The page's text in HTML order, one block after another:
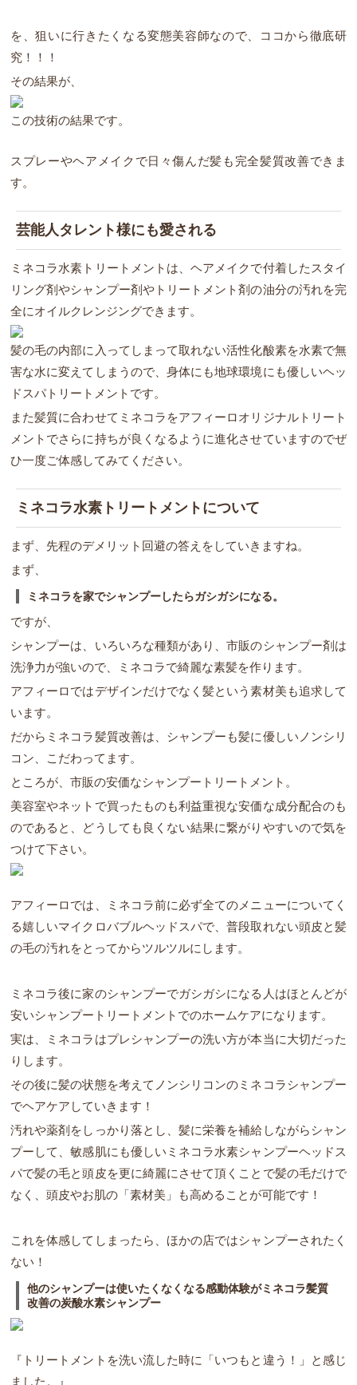
を、狙いに行きたくなる変態美容師なので、ココから徹底研
究！！！
その結果が、
この技術の結果です。
スプレーやヘアメイクで日々傷んだ髪も完全髪質改善できま
す。
芸能人タレント様にも愛される
ミネコラ水素トリートメントは、ヘアメイクで付着したスタイ
リング剤やシャンプー剤やトリートメント剤の油分の汚れを完
全にオイルクレンジングできます。
髪の毛の内部に入ってしまって取れない活性化酸素を水素で無
害な水に変えてしまうので、身体にも地球環境にも優しいヘッ
ドスパトリートメントです。
また髪質に合わせてミネコラをアフィーロオリジナルトリート
メントでさらに持ちが良くなるように進化させていますのでぜ
ひ一度ご体感してみてください。
ミネコラ水素トリートメントについて
まず、先程のデメリット回避の答えをしていきますね。
まず、
ミネコラを家でシャンプーしたらガシガシになる。
ですが、
シャンプーは、いろいろな種類があり、市販のシャンプー剤は
洗浄力が強いので、ミネコラで綺麗な素髪を作ります。
アフィーロではデザインだけでなく髪という素材美も追求して
います。
だからミネコラ髪質改善は、シャンプーも髪に優しいノンシリ
コン、こだわってます。
ところが、市販の安価なシャンプートリートメント。
美容室やネットで買ったものも利益重視な安価な成分配合のも
のであると、どうしても良くない結果に繋がりやすいので気を
つけて下さい。
アフィーロでは、ミネコラ前に必ず全てのメニューについてく
る嬉しいマイクロバブルヘッドスパで、普段取れない頭皮と髪
の毛の汚れをとってからツルツルにします。
ミネコラ後に家のシャンプーでガシガシになる人はほとんどが
安いシャンプートリートメントでのホームケアになります。
実は、ミネコラはプレシャンプーの洗い方が本当に大切だった
りします。
その後に髪の状態を考えてノンシリコンのミネコラシャンプー
でヘアケアしていきます！
汚れや薬剤をしっかり落とし、髪に栄養を補給しながらシャン
プーして、敏感肌にも優しいミネコラ水素シャンプーヘッドス
パで髪の毛と頭皮を更に綺麗にさせて頂くことで髪の毛だけで
なく、頭皮やお肌の「素材美」も高めることが可能です！
これを体感してしまったら、ほかの店ではシャンプーされたく
ない！
他のシャンプーは使いたくなくなる感動体験がミネコラ髪質
改善の炭酸水素シャンプー
『トリートメントを洗い流した時に「いつもと違う！」と感じ
ました。』